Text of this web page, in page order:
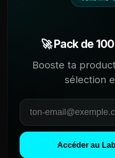
🚀 Pack de
Booste ta
sélection
Accéder au